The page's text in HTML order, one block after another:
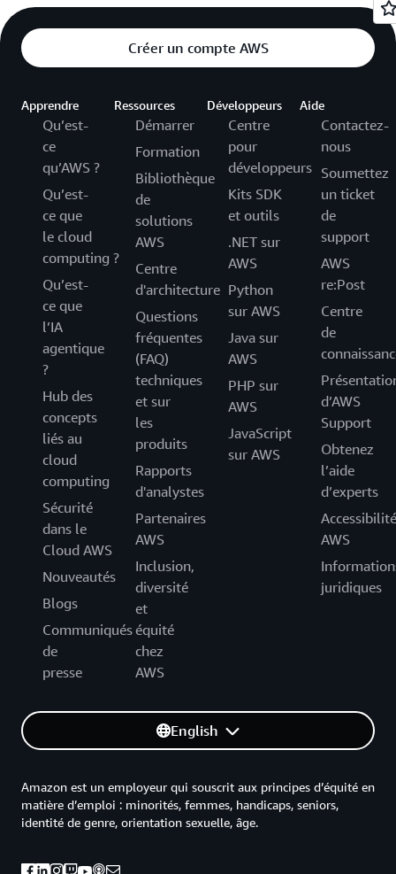
Créer un compte AWS
Apprendre
Qu’est-
ce
qu’AWS ?
Qu’est-
ce que
le cloud
computing ?
Qu’est-
ce que
l’IA
agentique
?
Hub des
concepts
liés au
cloud
computing
Sécurité
dans le
Cloud AWS
Nouveautés
Blogs
Communiqués
de
presse
Ressources
Démarrer
Formation
Bibliothèque
de
solutions
AWS
Centre
d'architecture
Questions
fréquentes
(FAQ)
techniques
et sur
les
produits
Rapports
d'analystes
Partenaires
AWS
Inclusion,
diversité
et
équité
chez
AWS
Développeurs
Centre
pour
développeurs
Kits SDK
et outils
.NET sur
AWS
Python
sur AWS
Java sur
AWS
PHP sur
AWS
JavaScript
sur AWS
Aide
Contactez-
nous
Soumettez
un ticket
de
support
AWS
re:Post
Centre
de
d’AWS
Support
Obtenez
l’aide
d’experts
Accessibilité
AWS
juridiques
English
Amazon est un employeur qui souscrit aux principes d’équité en
matière d’emploi : minorités, femmes, handicaps, seniors,
identité de genre, orientation sexuelle, âge.